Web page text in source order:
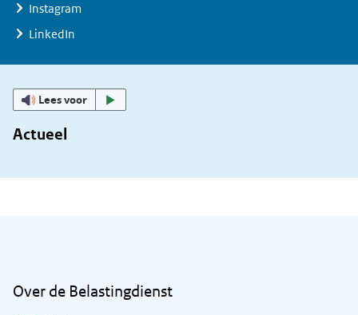
Instagram
LinkedIn
Lees voor
Actueel
Over de Belastingdienst